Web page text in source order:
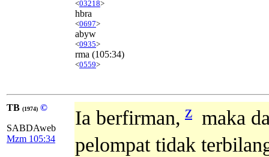
<03218>
hbra
<0697>
abyw
<0935>
rma (105:34)
<0559>
TB (1974) ©
SABDAweb
Mzm 105:34
Ia berfirman, z maka
pelompat tidak